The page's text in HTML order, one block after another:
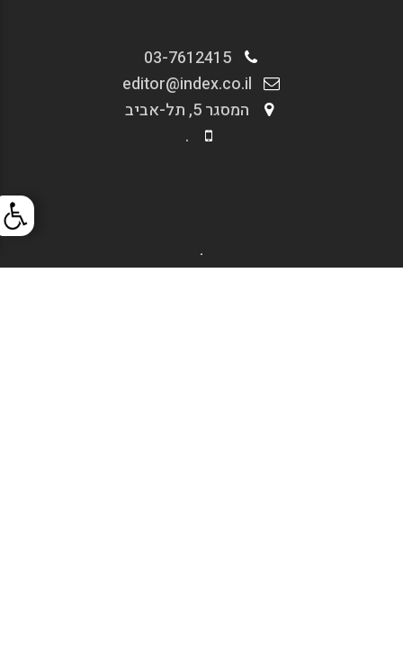
03-7612415
המסגר 5, תל-אביב
.
.
מי אנחנו